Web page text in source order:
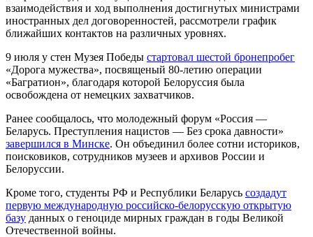
взаимодействия и ход выполнения достигнутых министрами
иностранных дел договоренностей, рассмотрели график
ближайших контактов на различных уровнях.
9 июля у стен Музея Победы стартовал шестой бронепробег
«Дорога мужества», посвященый 80-летию операции
«Багратион», благодаря которой Белоруссия была
освобождена от немецких захватчиков.
Ранее сообщалось, что молодежный форум «Россия —
Беларусь. Преступления нацистов — Без срока давности»
завершился в Минске. Он объединил более сотни историков,
поисковиков, сотрудников музеев и архивов России и
Белоруссии.
Кроме того, студенты РФ и Республики Беларусь создадут
первую международную российско-белорусскую открытую
базу данных о геноциде мирных граждан в годы Великой
Отечественной войны.